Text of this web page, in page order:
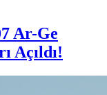
Ar-Ge
Açıldı!